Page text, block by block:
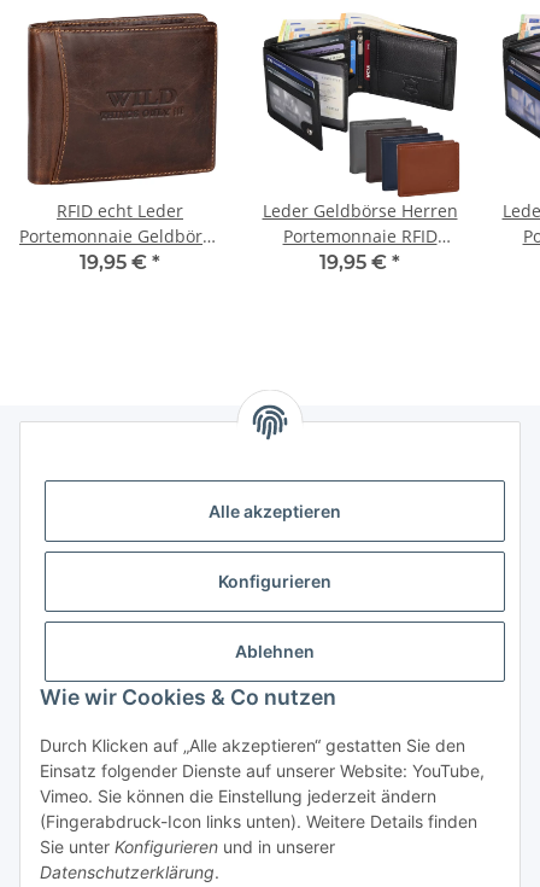
Alle akzeptieren
Konfigurieren
Ablehnen
Wie wir Cookies & Co nutzen
Durch Klicken auf „Alle akzeptieren“ gestatten Sie den
Einsatz folgender Dienste auf unserer Website: YouTube,
Vimeo. Sie können die Einstellung jederzeit ändern
(Fingerabdruck-Icon links unten). Weitere Details finden
Sie unter Konfigurieren und in unserer
Datenschutzerklärung.
RFID echt Leder
Portemonnaie Geldbörse
Geldbeutel Herren
19,95 € *
Leder Geldbörse Herren
Portemonnaie RFID
Querformat Geldbeutel
19,95 € *
Gesetzliche Informationen
Vertrag widerrufen